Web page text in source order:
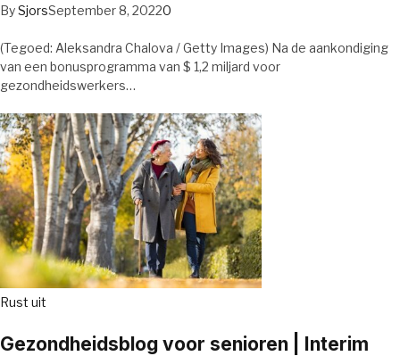
BySjorsSeptember 8, 20220
(Tegoed: Aleksandra Chalova / Getty Images) Na de aankondiging
van een bonusprogramma van $ 1,2 miljard voor
gezondheidswerkers…
Rust uit
Gezondheidsblog voor senioren | Interim